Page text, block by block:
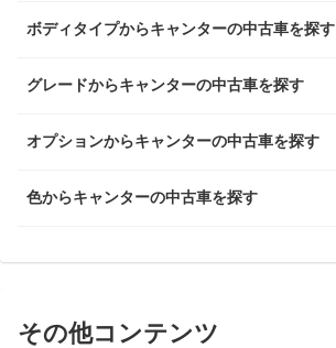
ボディタイプからキャンターの中古車を探す
グレードからキャンターの中古車を探す
オプションからキャンターの中古車を探す
色からキャンターの中古車を探す
その他コンテンツ